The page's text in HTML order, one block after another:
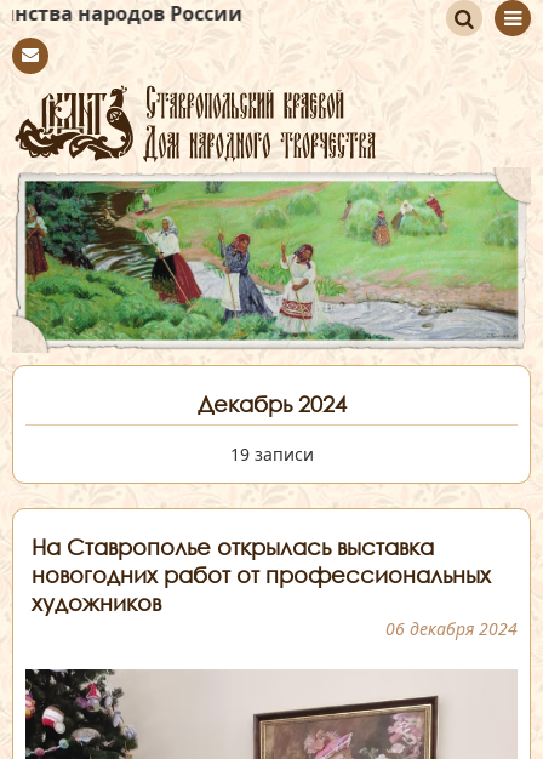
России
tact
иск
Декабрь 2024
19 записи
На Ставрополье открылась выставка
новогодних работ от профессиональных
художников
06 декабря 2024